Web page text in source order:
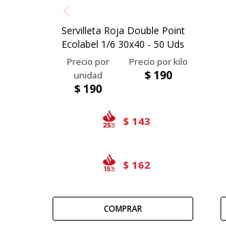
Servilleta Roja Double Point
Ecolabel 1/6 30x40 - 50 Uds
$ 190
$ 190
$ 143
$ 162